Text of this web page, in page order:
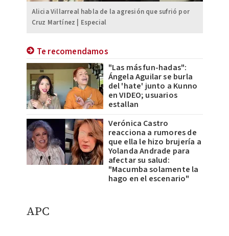
Alicia Villarreal habla de la agresión que sufrió por
Cruz Martínez | Especial
Te recomendamos
"Las más fun-hadas":
Ángela Aguilar se burla
del 'hate' junto a Kunno
en VIDEO; usuarios
estallan
Verónica Castro
reacciona a rumores de
que ella le hizo brujería a
Yolanda Andrade para
afectar su salud:
"Macumba solamente la
hago en el escenario"
APC